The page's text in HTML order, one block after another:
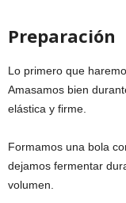
Preparación
Lo primero que
Amasamos bien
elástica y firme.
Formamos una bola
dejamos fermentar
volumen.